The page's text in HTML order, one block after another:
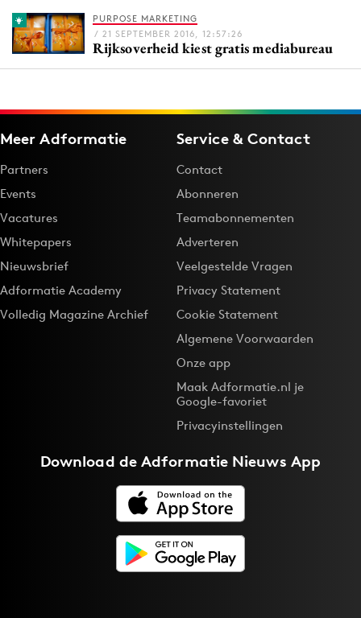
Craft
Customer Experience
Data & Insights
Digital transformation
Diversiteit
Gedragsverandering
Influencer marketing
Interne communicatie
Martech
Media
Merkstrategie
PR
PURPOSE MARKETING
/ 21 SEPTEMBER 2016, 12:57:26
Rijksoverheid kiest gratis mediabureau
Meer Adformatie
Partners
Events
Vacatures
Whitepapers
Nieuwsbrief
Adformatie Academy
Volledig Magazine Archief
Service & Contact
Contact
Abonneren
Teamabonnementen
Adverteren
Veelgestelde Vragen
Privacy Statement
Cookie Statement
Algemene Voorwaarden
Onze app
Maak Adformatie.nl je
Google-favoriet
Privacyinstellingen
Download deAdformatie Nieuws App